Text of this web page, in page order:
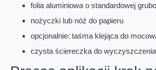
folia aluminiowa o standardowej
nożyczki lub nóż do papieru
opcjonalnie: taśma klejąca do
czysta ściereczka do